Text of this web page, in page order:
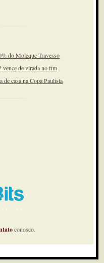
do Moleque Travesso
vence de virada no fim
casa na Copa Paulista
conosco.